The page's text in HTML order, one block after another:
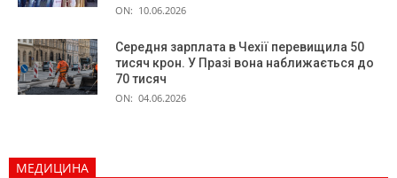
ON: 10.06.2026
Середня зарплата в Чехії перевищила 50
тисяч крон. У Празі вона наближається до
70 тисяч
ON: 04.06.2026
МЕДИЦИНА